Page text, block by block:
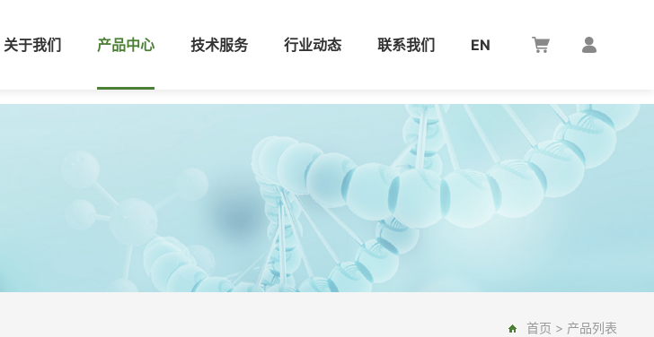
关于我们 产品中心 技术服务 行业动态 联系我们 EN
首页 > 产品列表